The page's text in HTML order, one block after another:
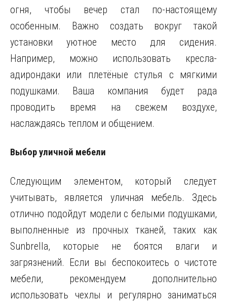
огня, чтобы вечер стал по-настоящему
особенным. Важно создать вокруг такой
установки уютное место для сидения.
Например, можно использовать кресла-
адирондаки или плетёные стулья с мягкими
подушками. Ваша компания будет рада
проводить время на свежем воздухе,
наслаждаясь теплом и общением.
Выбор уличной мебели
Следующим элементом, который следует
учитывать, является уличная мебель. Здесь
отлично подойдут модели с белыми подушками,
выполненные из прочных тканей, таких как
Sunbrella, которые не боятся влаги и
загрязнений. Если вы беспокоитесь о чистоте
мебели, рекомендуем дополнительно
использовать чехлы и регулярно заниматься